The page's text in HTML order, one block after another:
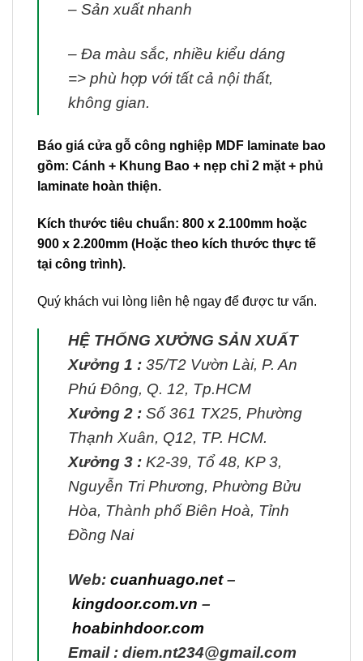
– Sản xuất nhanh
– Đa màu sắc, nhiều kiểu dáng
=> phù hợp với tất cả nội thất,
không gian.
Báo giá cửa gỗ công nghiệp MDF laminate bao
gồm: Cánh + Khung Bao + nẹp chỉ 2 mặt + phủ
laminate hoàn thiện.
Kích thước tiêu chuẩn: 800 x 2.100mm hoặc
900 x 2.200mm (Hoặc theo kích thước thực tế
tại công trình).
Quý khách vui lòng liên hệ ngay để được tư vấn.
HỆ THỐNG XƯỞNG SẢN XUẤT
Xưởng 1 : 35/T2 Vườn Lài, P. An
Phú Đông, Q. 12, Tp.HCM
Xưởng 2 : Số 361 TX25, Phường
Thạnh Xuân, Q12, TP. HCM.
Xưởng 3 : K2-39, Tổ 48, KP 3,
Nguyễn Tri Phương, Phường Bửu
Hòa, Thành phố Biên Hoà, Tỉnh
Đồng Nai
Web: cuanhuago.net–
kingdoor.com.vn –
hoabinhdoor.com
Email : diem.nt234@gmail.com